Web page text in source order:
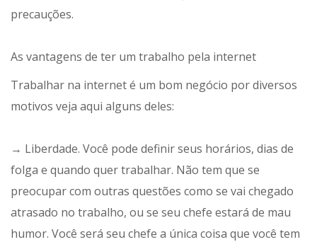
precauções.
As vantagens de ter um trabalho pela internet
Trabalhar na internet é um bom negócio por diversos
motivos veja aqui alguns deles:
→ Liberdade. Você pode definir seus horários, dias de
folga e quando quer trabalhar. Não tem que se
preocupar com outras questões como se vai chegado
atrasado no trabalho, ou se seu chefe estará de mau
humor. Você será seu chefe a única coisa que você tem